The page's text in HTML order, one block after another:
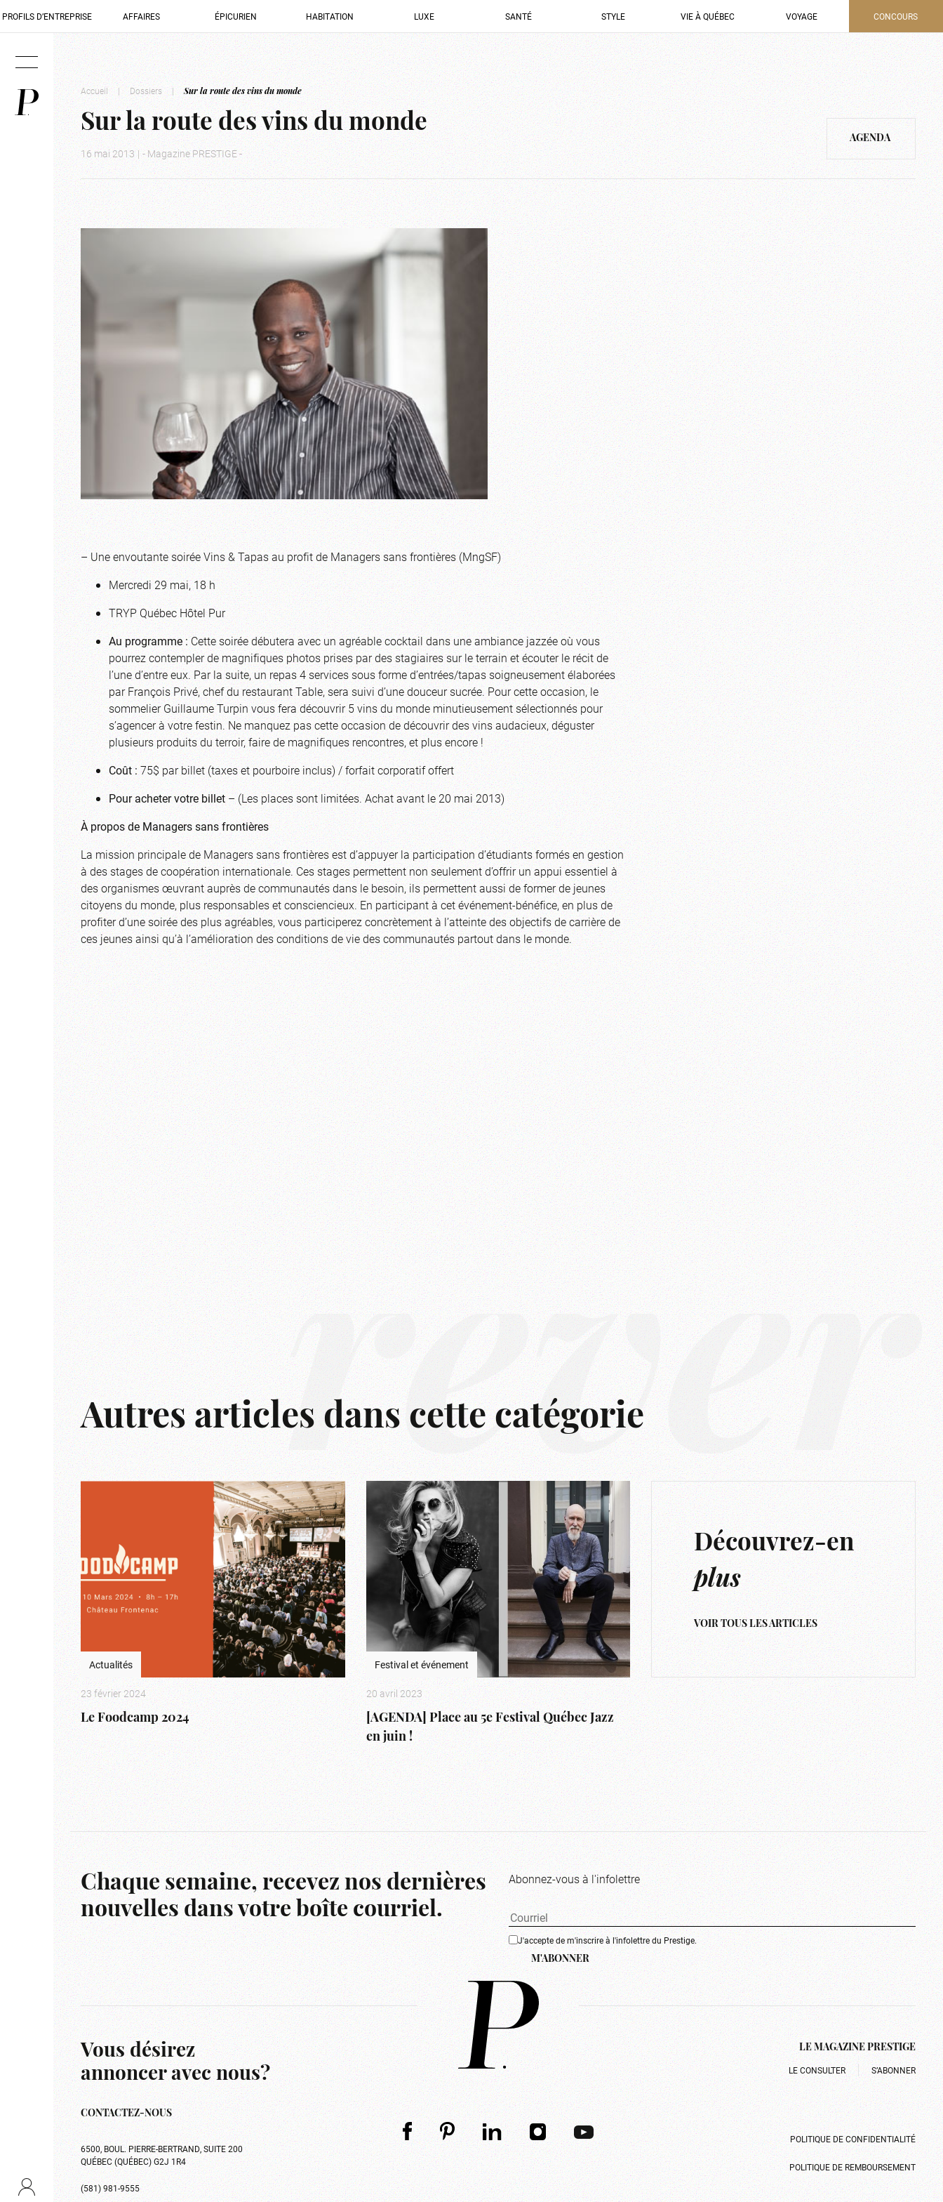
PROFILS D’ENTREPRISE AFFAIRES ÉPICURIEN HABITATION LUXE SANTÉ STYLE VIE À QUÉBEC VOYAGE CONCOURS
Accueil | Dossiers | Sur la route des vins du monde
Sur la route des vins du monde
16 mai 2013 | - Magazine PRESTIGE -
AGENDA
– Une envoutante soirée Vins & Tapas au profit de Managers sans frontières (MngSF)
Mercredi 29 mai, 18 h
TRYP Québec Hôtel Pur
Au programme :Cette soirée débutera avec un agréable cocktail dans une ambiance jazzée où vous
pourrez contempler de magnifiques photos prises par des stagiaires sur le terrain et écouter le récit de
l’une d’entre eux. Par la suite, un repas 4 services sous forme d’entrées/tapas soigneusement élaborées
par François Privé, chef du restaurant Table, sera suivi d’une douceur sucrée. Pour cette occasion, le
sommelier Guillaume Turpin vous fera découvrir 5 vins du monde minutieusement sélectionnés pour
s’agencer à votre festin. Ne manquez pas cette occasion de découvrir des vins audacieux, déguster
plusieurs produits du terroir, faire de magnifiques rencontres, et plus encore !
Coût :75$ par billet (taxes et pourboire inclus) / forfait corporatif offert
Pour acheter votre billet– (Les places sont limitées. Achat avant le 20 mai 2013)
À propos de Managers sans frontières
La mission principale deManagers sans frontièresest d’appuyer la participation d’étudiants formés en gestion
à des stages de coopération internationale. Ces stages permettent non seulement d’offrir un appui essentiel à
des organismes œuvrant auprès de communautés dans le besoin, ils permettent aussi de former de jeunes
citoyens du monde, plus responsables et consciencieux. En participant à cet événement-bénéfice, en plus de
profiter d’une soirée des plus agréables, vous participerez concrètement à l’atteinte des objectifs de carrière de
ces jeunes ainsi qu’à l’amélioration des conditions de vie des communautés partout dans le monde.
rêver
Autres articles dans cette catégorie
Actualités
23 février 2024
Le Foodcamp 2024
Festival et événement
20 avril 2023
[AGENDA] Place au 5e Festival Québec Jazz
en juin !
Découvrez-en
plus
VOIR TOUS LES ARTICLES
Chaque semaine, recevez nos dernières
nouvelles dans votre boîte courriel.
Abonnez-vous à l'infolettre
J'accepte de m'inscrire à l'infolettre du Prestige.
M'ABONNER
Vous désirez
annoncer avec nous?
CONTACTEZ-NOUS
6500, BOUL. PIERRE-BERTRAND, SUITE 200
QUÉBEC (QUÉBEC) G2J 1R4
(581) 981-9555
LE MAGAZINE PRESTIGE
LE CONSULTER S’ABONNER
POLITIQUE DE CONFIDENTIALITÉ
POLITIQUE DE REMBOURSEMENT